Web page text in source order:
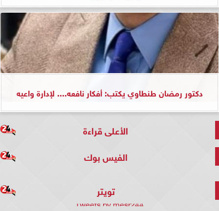
دكتور رمضان طنطاوي يكتب: أفكار نافعه.... لإدارة واعيه
الأعلى قراءة
الفيس بوك
تويتر
Tweets by mesr244